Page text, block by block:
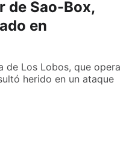
de Sao-Box,
en
de Los Lobos, que opera
herido en un ataque